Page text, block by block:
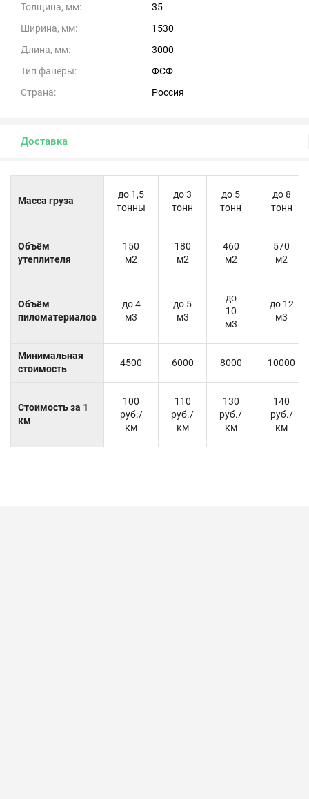
Толщина, мм:
35
Ширина, мм:
1530
Длина, мм:
3000
Тип фанеры:
ФСФ
Страна:
Россия
Доставка
Масса груза
до 1,5
тонны
до 3
тонн
до 5
тонн
до 8
тонн
Объём
утеплителя
150
м2
180
м2
460
м2
570
м2
Объём
пиломатериалов
до 4
м3
до 5
м3
до
10
м3
до 12
м3
Минимальная
стоимость
4500 6000 8000 10000
Стоимость за 1
км
100
руб./
км
110
руб./
км
130
руб./
км
140
руб./
км